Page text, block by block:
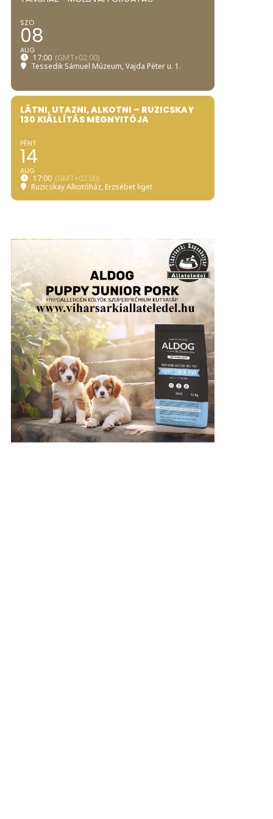
SZO
08
AUG
17:00 (GMT+02:00)
Tessedik Sámuel Múzeum, Vajda Péter u. 1.
LÁTNI, UTAZNI, ALKOTNI – RUZICSKAY
130 KIÁLLÍTÁS MEGNYITÓJA
PÉNT
14
AUG
17:00 (GMT+02:00)
Ruzicskay Alkotóház, Erzsébet liget